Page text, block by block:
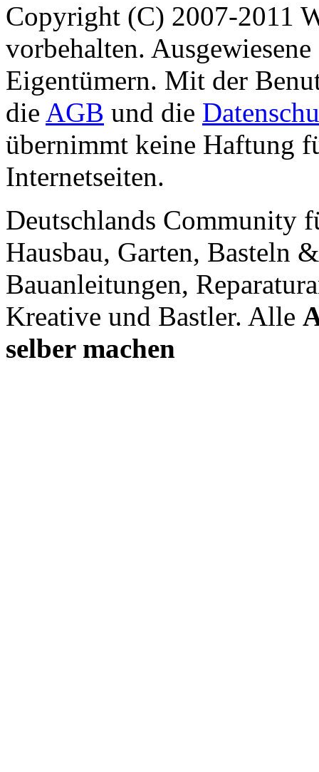
Copyright (C) 2007-2011
vorbehalten.
Eigentümern. Mit der
die AGB und die
übernimmt keine Haftung
Internetseiten.
Deutschlands Community
Hausbau, Garten, Basteln
Bauanleitungen,
Kreative und Bastler. Alle
selber machen